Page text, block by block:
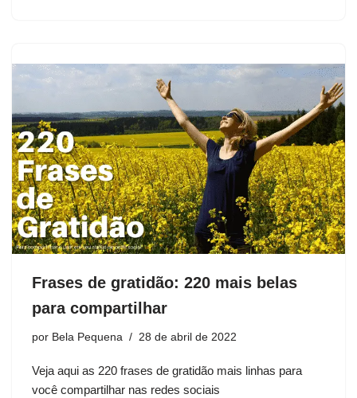
Frases de gratidão: 220 mais belas
para compartilhar
por Bela Pequena 28 de abril de 2022
Veja aqui as 220 frases de gratidão mais linhas para
você compartilhar nas redes sociais